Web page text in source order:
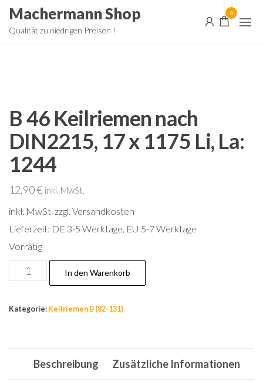
ZumMachermann Shop
Qualität zu niedrigen Preisen !
0
B 46 Keilriemen nach
DIN2215, 17 x 1175 Li, La:
1244
12,90€ inkl. MwSt.
inkl. MwSt. zzgl. Versandkosten
Lieferzeit: DE 3-5 Werktage, EU 5-7 Werktage
Vorrätig
46
nach
In den Warenkorb
Kategorie: Keilriemen B (82-131)
Beschreibung Zusätzliche Informationen